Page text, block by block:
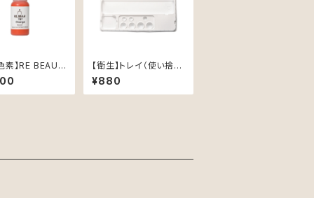
素】RE BEAU
レンジ）15ml
【衛生】トレイ（使い捨て
用25枚入）
¥880